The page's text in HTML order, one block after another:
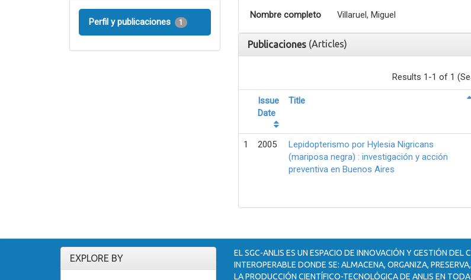
Perfil y publicaciones 1
Nombre completo Villaruel, Miguel
Publicaciones (Articles)
Results 1-1 of 1
Issue
Date
Title
1 2005
Lepidopterismo por Hylesia Nigricans
(mariposa negra) : investigación y acción
preventiva en Buenos Aires
EXPLORE BY
EL SGC-ANLIS ES UN ESPACIO DE INNOVACIÓN Y GESTIÓN
INTEROPERABLE DONDE SE: ALMACENA, ORGANIZA,
LA PRODUCCIÓN CIENTÍFICO-TECNOLÓGICA DE ANLIS EN